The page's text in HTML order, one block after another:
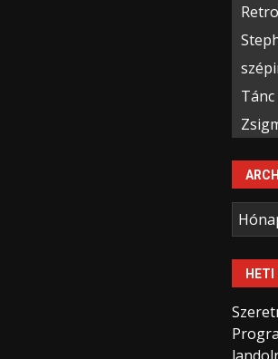
Tánc
HETI